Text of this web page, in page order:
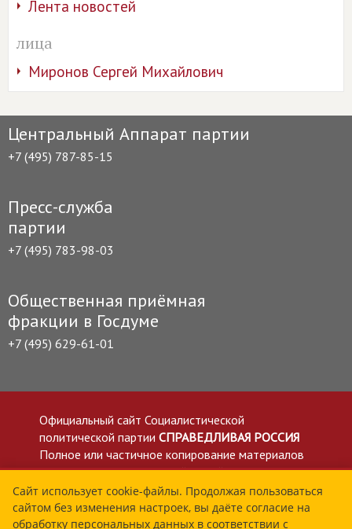
Лента новостей
лица
Миронов Сергей Михайлович
Центральный Аппарат партии
+7 (495) 787-85-15
Пресс-служба
партии
+7 (495) 783-98-03
Общественная приёмная
фракции в Госдуме
+7 (495) 629-61-01
Официальный сайт Социалистической
политической партии СПРАВЕДЛИВАЯ РОССИЯ
Полное или частичное копирование материалов
приветствуется со ссылкой на сайт spravedlivo.ru
Политика в отношении обработки персональных
данных
Все материалы сайта spravedlivo.ru доступны по
Сайт использует cookie-файлы. Продолжая пользоваться
сайтом без изменения настроек, вы даёте согласие на
обработку персональных данных в соответствии с